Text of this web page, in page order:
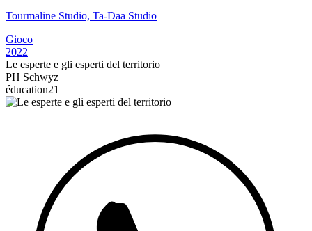
Tourmaline Studio, Ta-Daa Studio
Gioco
2022
Le esperte e gli esperti del territorio
PH Schwyz
éducation21